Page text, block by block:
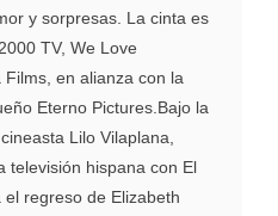
y sorpresas. La cinta es
TV, We Love
en alianza con la
Eterno Pictures.Bajo la
Lilo Vilaplana,
televisión hispana con El
regreso de Elizabeth